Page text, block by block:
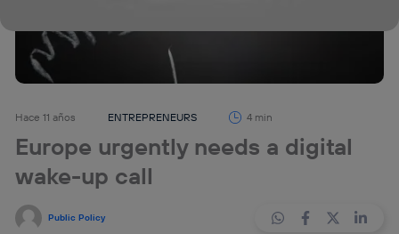
Hace 11 años ENTREPRENEURS 4 min
Europe urgently needs a digital
wake-up call
Public Policy